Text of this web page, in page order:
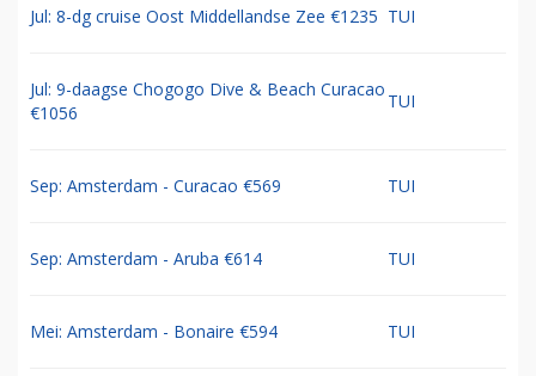
Jul: 8-dg cruise Oost Middellandse Zee €1235 TUI
Jul: 9-daagse Chogogo Dive & Beach Curacao
€1056
TUI
Sep: Amsterdam - Curacao €569 TUI
Sep: Amsterdam - Aruba €614 TUI
Mei: Amsterdam - Bonaire €594 TUI